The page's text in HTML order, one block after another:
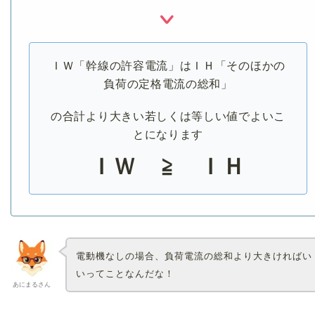
ＩＷ「幹線の許容電流」はＩＨ「そのほかの
負荷の定格電流の総和」
の合計より大きい若しくは等しい値でよいこ
とになります
ＩＷ ≧ ＩＨ
あにまるさん
電動機なしの場合、負荷電流の総和より大きければい
いってことなんだな！